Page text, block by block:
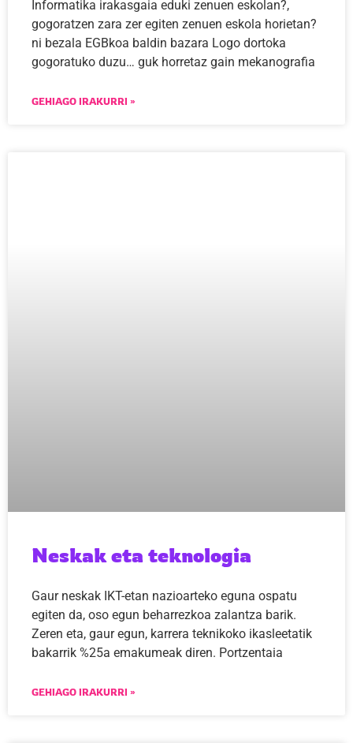
Informatika irakasgaia eduki zenuen eskolan?,
gogoratzen zara zer egiten zenuen eskola horietan?
ni bezala EGBkoa baldin bazara Logo dortoka
gogoratuko duzu… guk horretaz gain mekanografia
GEHIAGO IRAKURRI »
Neskak eta teknologia
Gaur neskak IKT-etan nazioarteko eguna ospatu
egiten da, oso egun beharrezkoa zalantza barik.
Zeren eta, gaur egun, karrera teknikoko ikasleetatik
bakarrik %25a emakumeak diren. Portzentaia
GEHIAGO IRAKURRI »